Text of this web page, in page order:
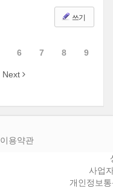
쓰기
6 7 8 9
Next
이용약관
사업
개인정보